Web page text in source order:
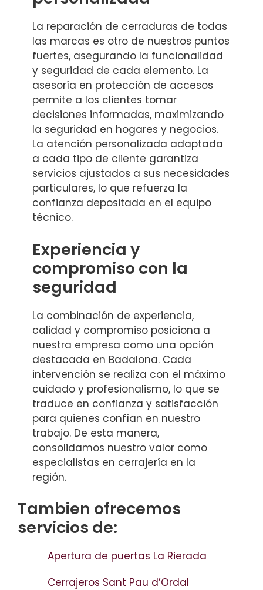
La reparación de cerraduras de todas
las marcas es otro de nuestros puntos
fuertes, asegurando la funcionalidad
y seguridad de cada elemento. La
asesoría en protección de accesos
permite a los clientes tomar
decisiones informadas, maximizando
la seguridad en hogares y negocios.
La atención personalizada adaptada
a cada tipo de cliente garantiza
servicios ajustados a sus necesidades
particulares, lo que refuerza la
confianza depositada en el equipo
técnico.
Experiencia y
compromiso con la
seguridad
La combinación de experiencia,
calidad y compromiso posiciona a
nuestra empresa como una opción
destacada en Badalona. Cada
intervención se realiza con el máximo
cuidado y profesionalismo, lo que se
traduce en confianza y satisfacción
para quienes confían en nuestro
trabajo. De esta manera,
consolidamos nuestro valor como
especialistas en cerrajería en la
región.
Tambien ofrecemos
servicios de:
Apertura de puertas La Rierada
Cerrajeros Sant Pau d’Ordal